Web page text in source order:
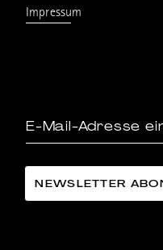
Impressum